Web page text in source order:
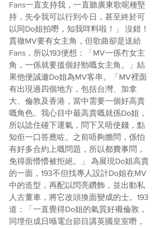
Fans一直支持我，一直聽廣東歌呢種堅
持，先令我可以行到今日，甚至終於可
以同Do姐拍嘢，知我咩料啦！」 沒錯！
貫徹MV要有女主角，但歌曲卻是送給
Fans，所以193便想：「MV一係冇女主
角，一係就要搵個好勁嘅女主角。」結
果他便誠邀Do姐為MV客串。「MV裡面
有出現過四個地方，包括台灣、加拿
大、倫敦及香港，當中需要一個好高貴
嘅角色。我心目中最高貴嘅就係Do姐，
所以諗住碰下運氣，問下又唔使錢，點
知佢一口答應咗。之前唔夠膽問，係怕
有好多合約上嘅問題，所以都費事問，
免得面懵懵被拒絕。」 為展現Do姐高貴
的一面，193不但找專人設計Do姐在MV
中的造型，再配以閃亮鑽飾，並出動私
人古董車，將它改頭換面變成的士。193
道：「一直覺得Do姐的氣質好襯倫敦，
同埋佢成日喺電台節目講英國皇室嘢，